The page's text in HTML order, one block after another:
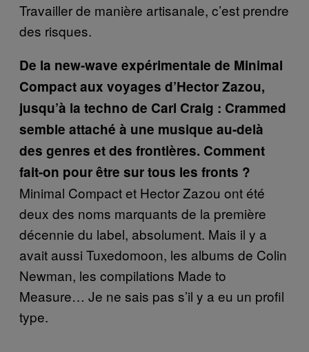
Travailler de manière artisanale, c’est prendre
des risques.
De la new-wave expérimentale de Minimal
Compact aux voyages d’Hector Zazou,
jusqu’à la techno de Carl Craig : Crammed
semble attaché à une musique au-delà
des genres et des frontières. Comment
fait-on pour être sur tous les fronts ?
Minimal Compact et Hector Zazou ont été
deux des noms marquants de la première
décennie du label, absolument. Mais il y a
avait aussi Tuxedomoon, les albums de Colin
Newman, les compilations Made to
Measure… Je ne sais pas s’il y a eu un profil
type.